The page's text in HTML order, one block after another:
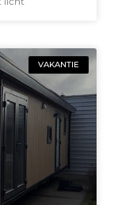
VAKANTIE